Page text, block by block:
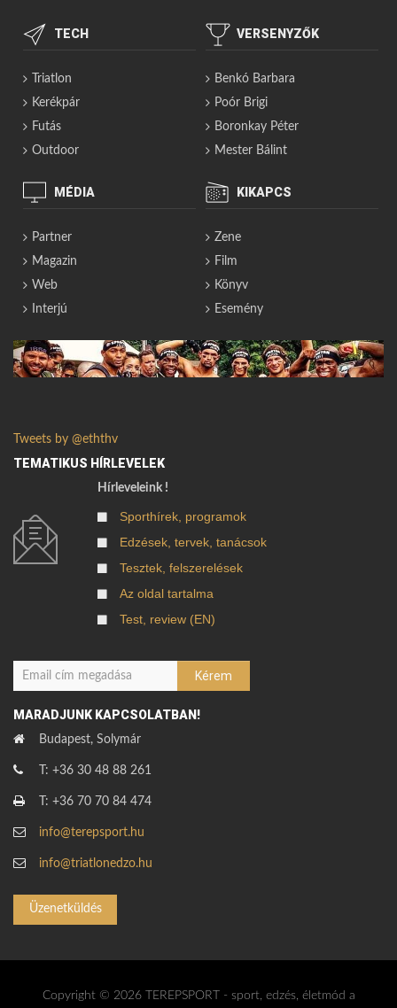
TECH
Triatlon
Kerékpár
Futás
Outdoor
VERSENYZŐK
Benkó Barbara
Poór Brigi
Boronkay Péter
Mester Bálint
MÉDIA
Partner
Magazin
Web
Interjú
KIKAPCS
Zene
Film
Könyv
Esemény
Tweets by @eththv
TEMATIKUS HÍRLEVELEK
Hírleveleink !
Sporthírek, programok
Edzések, tervek, tanácsok
Tesztek, felszerelések
Az oldal tartalma
Test, review (EN)
MARADJUNK KAPCSOLATBAN!
Budapest, Solymár
T: +36 30 48 88 261
T: +36 70 70 84 474
info@terepsport.hu
info@triatlonedzo.hu
Üzenetküldés
Copyright © 2026 TEREPSPORT - sport, edzés, életmód a